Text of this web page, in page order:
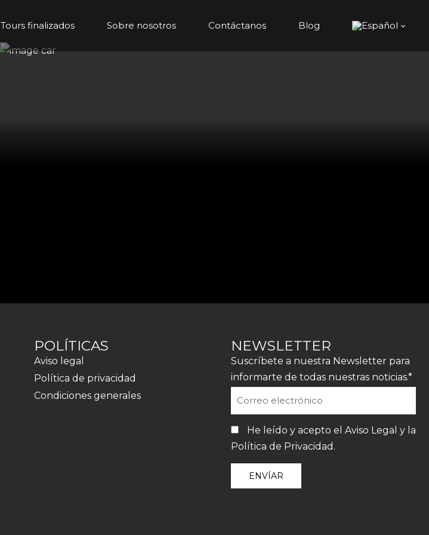
Tours finalizados Sobre nosotros Contáctanos Blog
POLÍTICAS
Aviso legal
Política de privacidad
Condiciones generales
NEWSLETTER
Suscríbete a nuestra Newsletter para
informarte de todas nuestras noticias.*
He leído y acepto el Aviso Legal y la
Política de Privacidad .